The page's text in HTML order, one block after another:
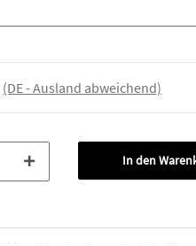
(DE - Ausland abweichend)
In den